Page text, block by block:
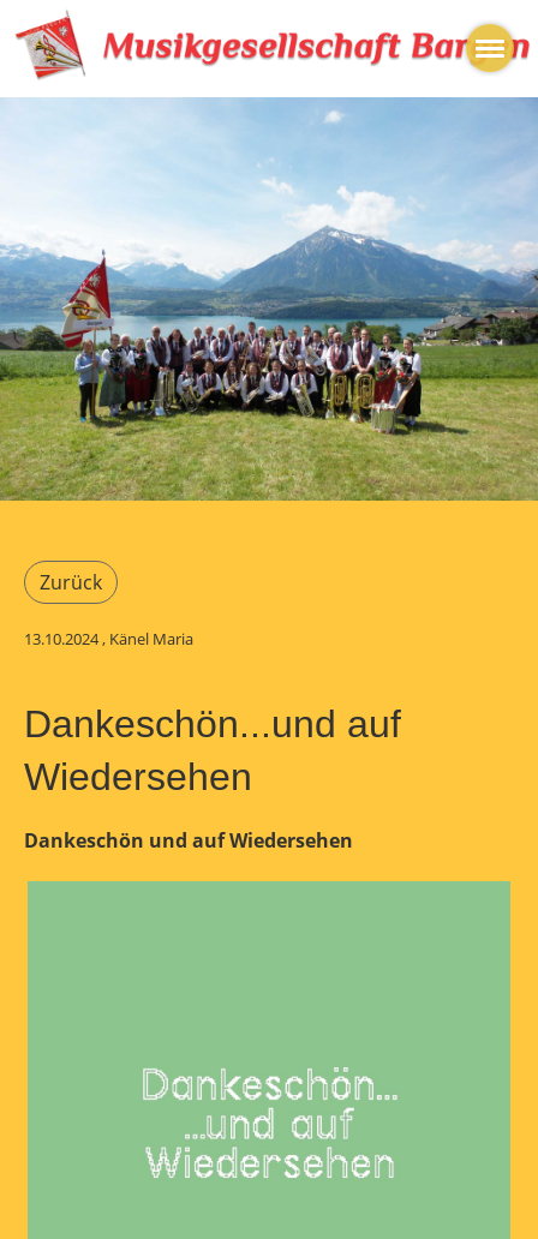
Zurück
13.10.2024, Känel Maria
Dankeschön...und auf
Wiedersehen
Dankeschön und auf Wiedersehen